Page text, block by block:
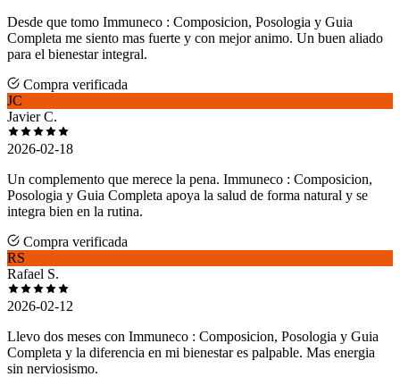
Desde que tomo Immuneco : Composicion, Posologia y Guia
Completa me siento mas fuerte y con mejor animo. Un buen aliado
para el bienestar integral.
Compra verificada
JC
Javier C.
2026-02-18
Un complemento que merece la pena. Immuneco : Composicion,
Posologia y Guia Completa apoya la salud de forma natural y se
integra bien en la rutina.
Compra verificada
RS
Rafael S.
2026-02-12
Llevo dos meses con Immuneco : Composicion, Posologia y Guia
Completa y la diferencia en mi bienestar es palpable. Mas energia
sin nerviosismo.